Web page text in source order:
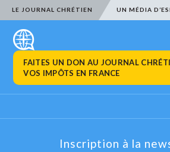
LE JOURNAL CHRÉTIEN UN MÉDIA
FAITES UN DON AU JOURNAL
VOS IMPÔTS EN FRANCE
Inscription à la